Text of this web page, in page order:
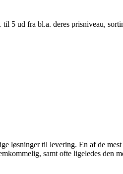
5 ud fra bl.a. deres prisniveau,
løsninger til levering. En af de
samt ofte ligeledes den